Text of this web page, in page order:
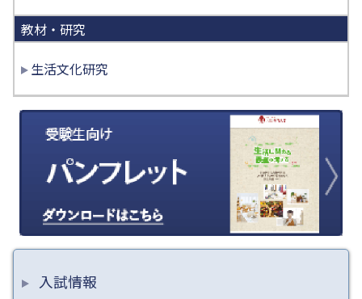
教材・研究
生活文化研究
入試情報